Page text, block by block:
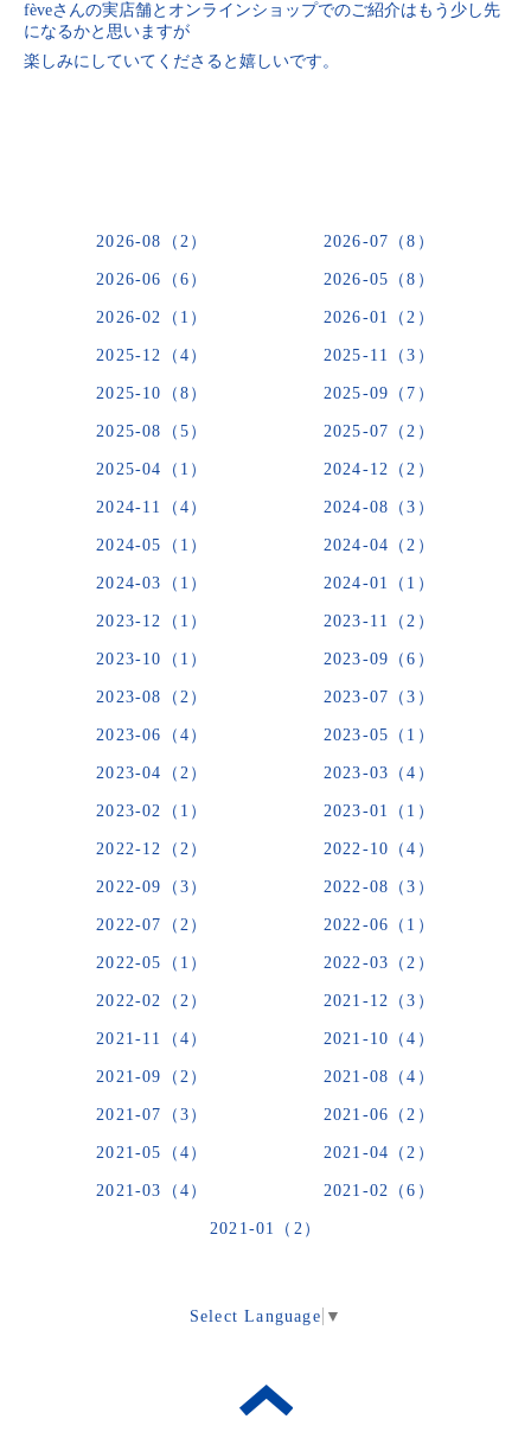
fèveさんの実店舗とオンラインショップでのご紹介はもう少し先
になるかと思いますが
楽しみにしていてくださると嬉しいです。
2026-08（2） 2026-07（8）
2026-06（6） 2026-05（8）
2026-02（1） 2026-01（2）
2025-12（4） 2025-11（3）
2025-10（8） 2025-09（7）
2025-08（5） 2025-07（2）
2025-04（1） 2024-12（2）
2024-11（4） 2024-08（3）
2024-05（1） 2024-04（2）
2024-03（1） 2024-01（1）
2023-12（1） 2023-11（2）
2023-10（1） 2023-09（6）
2023-08（2） 2023-07（3）
2023-06（4） 2023-05（1）
2023-04（2） 2023-03（4）
2023-02（1） 2023-01（1）
2022-12（2） 2022-10（4）
2022-09（3） 2022-08（3）
2022-07（2） 2022-06（1）
2022-05（1） 2022-03（2）
2022-02（2） 2021-12（3）
2021-11（4） 2021-10（4）
2021-09（2） 2021-08（4）
2021-07（3） 2021-06（2）
2021-05（4） 2021-04（2）
2021-03（4） 2021-02（6）
2021-01（2）
Select Language ▼